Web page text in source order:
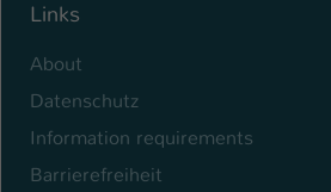
Links
About
Datenschutz
Information requirements
Barrierefreiheit